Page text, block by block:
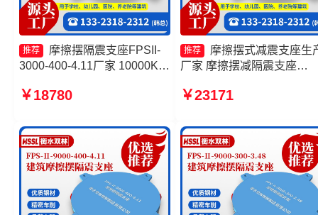
推荐
摩擦摆隔震支座FPSII-
3000-400-4.11厂家 10000KN
座FPSII-3000-300-3.48源头
￥18780
推荐
摩擦摆式减震支座生
厂家 摩擦摆减隔震支座
座 摩擦摆式隔震支座
￥23171